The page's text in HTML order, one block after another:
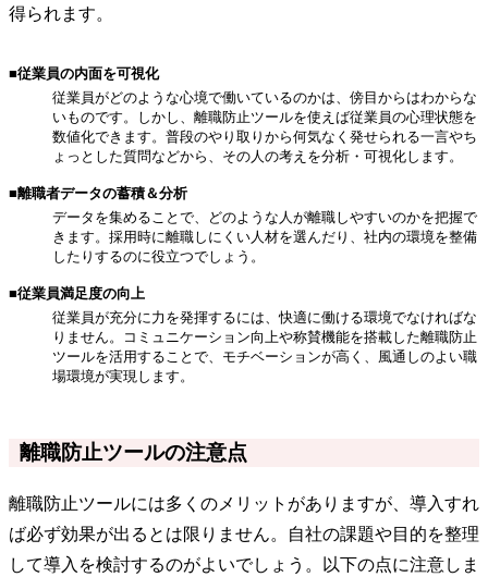
得られます。
■従業員の内面を可視化
従業員がどのような心境で働いているのかは、傍目からはわからな
いものです。しかし、離職防止ツールを使えば従業員の心理状態を
数値化できます。普段のやり取りから何気なく発せられる一言やち
ょっとした質問などから、その人の考えを分析・可視化します。
■離職者データの蓄積＆分析
データを集めることで、どのような人が離職しやすいのかを把握で
きます。採用時に離職しにくい人材を選んだり、社内の環境を整備
したりするのに役立つでしょう。
■従業員満足度の向上
従業員が充分に力を発揮するには、快適に働ける環境でなければな
りません。コミュニケーション向上や称賛機能を搭載した離職防止
ツールを活用することで、モチベーションが高く、風通しのよい職
場環境が実現します。
離職防止ツールの注意点
離職防止ツールには多くのメリットがありますが、導入すれ
ば必ず効果が出るとは限りません。自社の課題や目的を整理
して導入を検討するのがよいでしょう。以下の点に注意しま